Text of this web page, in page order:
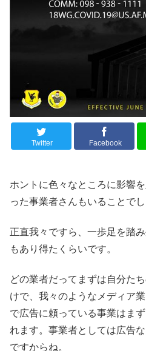
Twitter Facebook
ホントに色々なところに影響
った事業者さんもいることで
正直我々ですら、一歩足を踏
もあり得たくらいです。
どの業者だってまずは自分た
けで、我々のようなメディア
で広告に頼っている事業はま
れます。事業者としては広告
ですからね。